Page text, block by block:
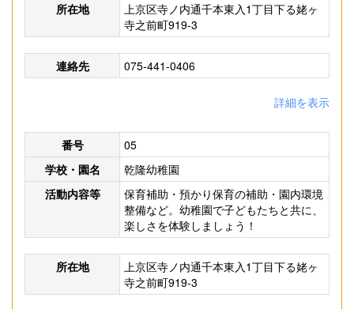
所在地
上京区寺ノ内通千本東入1丁目下る姥ヶ
寺之前町919-3
連絡先 075-441-0406
詳細を表示
番号
05
学校・園名
乾隆幼稚園
活動内容等
保育補助・預かり保育の補助・園内環境
整備など。幼稚園で子どもたちと共に、
楽しさを体験しましょう！
所在地
上京区寺ノ内通千本東入1丁目下る姥ヶ
寺之前町919-3